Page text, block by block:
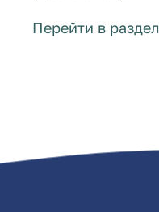
Перейти в раздел